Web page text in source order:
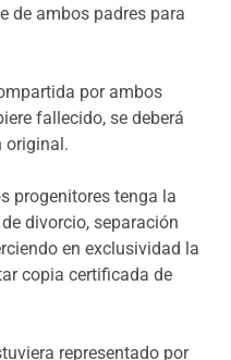
de ambos padres para
por ambos
fallecido, se deberá
original.
progenitores tenga la
divorcio, separación
en exclusividad la
copia certificada de
representado por